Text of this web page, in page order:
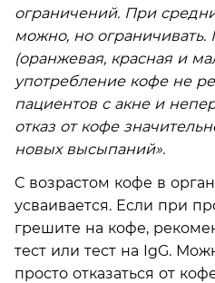
ограничений. При
можно, но ограничивать.
(оранжевая, красная и
употребление кофе не
пациентов с акне и
отказ от кофе
новых высыпаний».
С возрастом кофе в
усваивается. Если при
грешите на кофе,
тест или тест на IgG.
просто отказаться от